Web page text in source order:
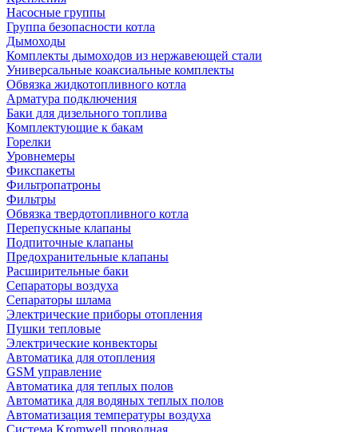
Насосные группы
Группа безопасности котла
Дымоходы
Комплекты дымоходов из нержавеющей стали
Универсальные коаксиальные комплекты
Обвязка жидкотопливного котла
Арматура подключения
Баки для дизельного топлива
Комплектующие к бакам
Горелки
Уровнемеры
Фикспакеты
Фильтропатроны
Фильтры
Обвязка твердотопливного котла
Перепускные клапаны
Подпиточные клапаны
Предохранительные клапаны
Расширительные баки
Сепараторы воздуха
Сепараторы шлама
Электрические приборы отопления
Пушки тепловые
Электрические конвекторы
Автоматика для отопления
GSM управление
Автоматика для теплых полов
Автоматика для водяных теплых полов
Автоматизация температуры воздуха
Система Kromwell проводная